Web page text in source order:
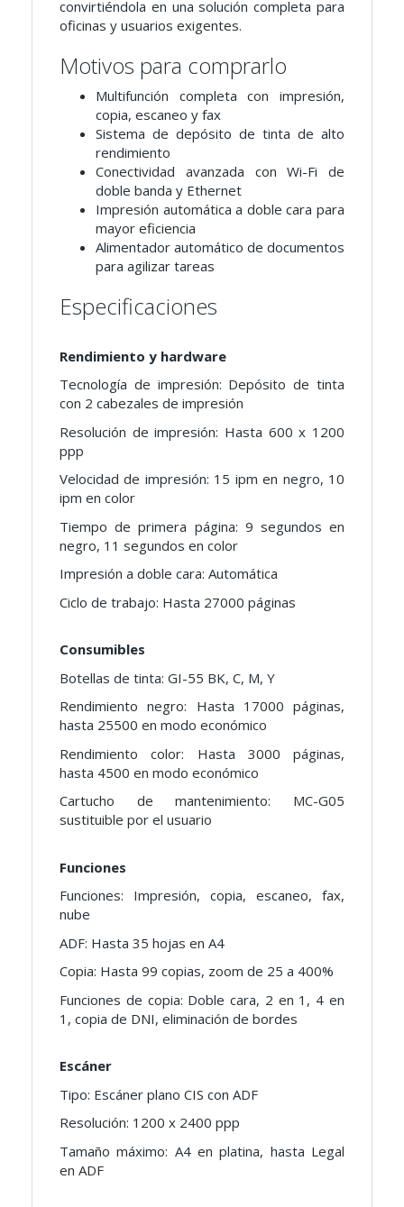
convirtiéndola en una solución completa para
oficinas y usuarios exigentes.
Motivos para comprarlo
Multifunción completa con impresión,
copia, escaneo y fax
Sistema de depósito de tinta de alto
rendimiento
Conectividad avanzada con Wi-Fi de
doble banda y Ethernet
Impresión automática a doble cara para
mayor eficiencia
Alimentador automático de documentos
para agilizar tareas
Especificaciones
Rendimiento y hardware
Tecnología de impresión: Depósito de tinta
con 2 cabezales de impresión
Resolución de impresión: Hasta 600 x 1200
ppp
Velocidad de impresión: 15 ipm en negro, 10
ipm en color
Tiempo de primera página: 9 segundos en
negro, 11 segundos en color
Impresión a doble cara: Automática
Ciclo de trabajo: Hasta 27000 páginas
Consumibles
Botellas de tinta: GI-55 BK, C, M, Y
Rendimiento negro: Hasta 17000 páginas,
hasta 25500 en modo económico
Rendimiento color: Hasta 3000 páginas,
hasta 4500 en modo económico
Cartucho de mantenimiento: MC-G05
sustituible por el usuario
Funciones
Funciones: Impresión, copia, escaneo, fax,
nube
ADF: Hasta 35 hojas en A4
Copia: Hasta 99 copias, zoom de 25 a 400%
Funciones de copia: Doble cara, 2 en 1, 4 en
1, copia de DNI, eliminación de bordes
Escáner
Tipo: Escáner plano CIS con ADF
Resolución: 1200 x 2400 ppp
Tamaño máximo: A4 en platina, hasta Legal
en ADF